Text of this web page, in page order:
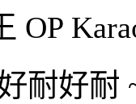
OP
耐好耐